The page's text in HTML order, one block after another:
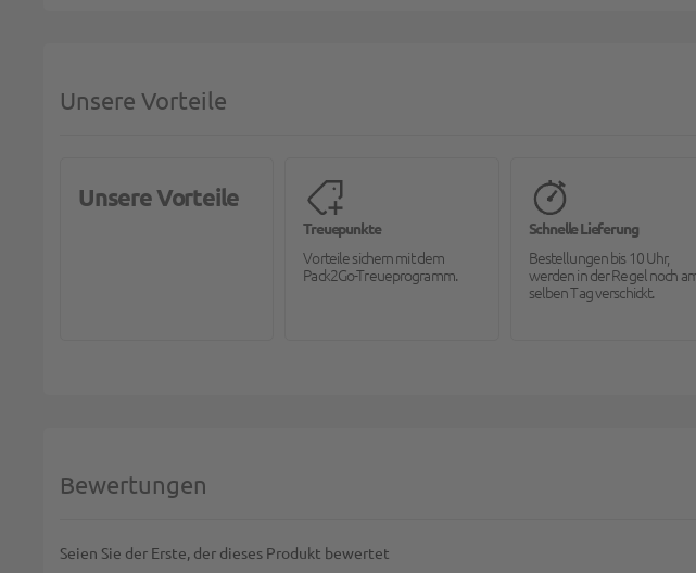
Unsere Vorteile
Unsere Vorteile
Treuepunkte
Vorteile sichern mit dem
Pack2Go-Treueprogramm.
Schnelle Lieferung
Bestellungen bis 10 Uhr,
werden in der Regel noch
selben Tag verschickt.
Bewertungen
Seien Sie der Erste, der dieses Produkt bewertet